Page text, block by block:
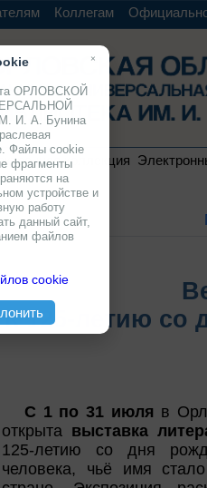
Коллегам
коллекция
К 125-летию со
С 1 по 31 июля в
открыта выставка
125-летию со дня
человека, чьё имя
×
ОРЛОВСКОЙ
И. А. Бунина
Файлы cookie
фрагменты
на
устройстве и
работу
данный сайт,
файлов
cookie